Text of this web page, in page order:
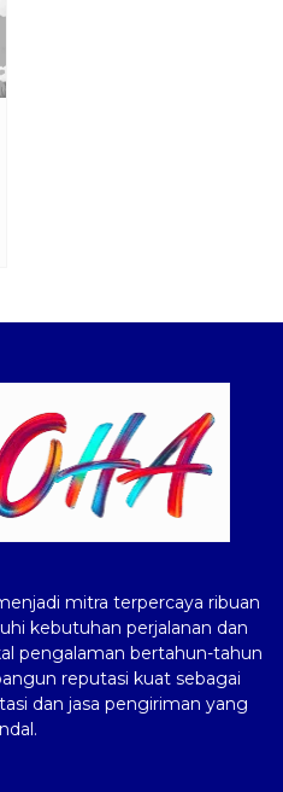
mitra terpercaya ribuan
kebutuhan perjalanan dan
pengalaman bertahun-tahun
reputasi kuat sebagai
dan jasa pengiriman yang